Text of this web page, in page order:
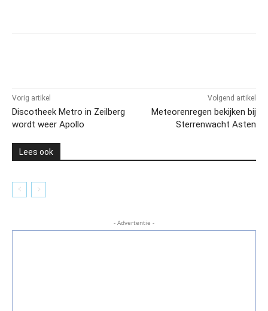
Vorig artikel
Discotheek Metro in Zeilberg
wordt weer Apollo
Volgend artikel
Meteorenregen bekijken bij
Sterrenwacht Asten
Lees ook
- Advertentie -